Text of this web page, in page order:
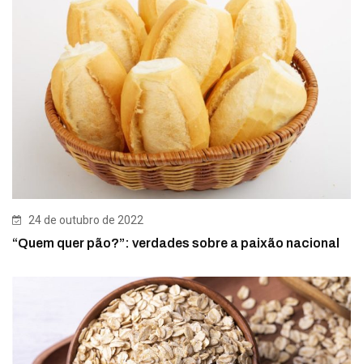
24 de outubro de 2022
“Quem quer pão?”: verdades sobre a paixão nacional